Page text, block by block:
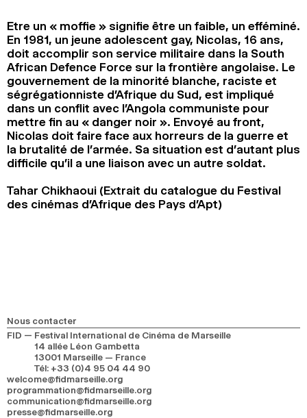
RECHERCHE
Etre un « moffie » signifie être un faible, un efféminé.
En 1981, un jeune adolescent gay, Nicolas, 16 ans,
doit accomplir son service militaire dans la South
African Defence Force sur la frontière angolaise. Le
gouvernement de la minorité blanche, raciste et
ségrégationniste d’Afrique du Sud, est impliqué
dans un conflit avec l’Angola communiste pour
mettre fin au « danger noir ». Envoyé au front,
Nicolas doit faire face aux horreurs de la guerre et
la brutalité de l’armée. Sa situation est d’autant plus
difficile qu’il a une liaison avec un autre soldat.
Tahar Chikhaoui (Extrait du catalogue du Festival
des cinémas d’Afrique des Pays d’Apt)
Nous contacter
FID — Festival International de Cinéma de Marseille
14 allée Léon Gambetta
13001 Marseille — France
Tél: +33 (0)4 95 04 44 90
welcome@fidmarseille.org
programmation@fidmarseille.org
communication@fidmarseille.org
presse@fidmarseille.org